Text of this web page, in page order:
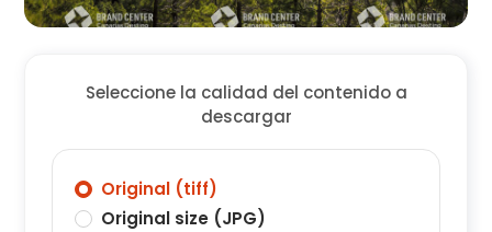
Seleccione la calidad del contenido a
descargar
Original (tiff)
Original size (JPG)